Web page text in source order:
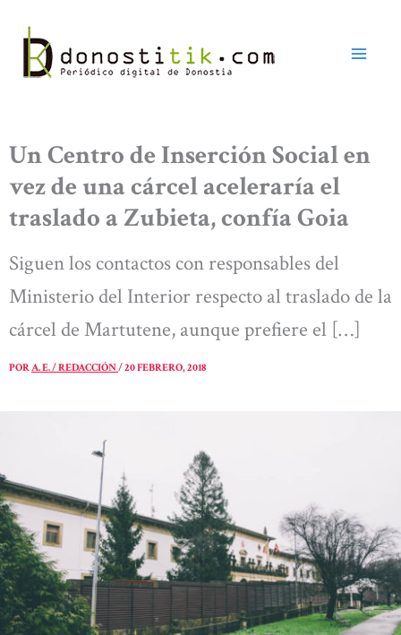
contenido
Un Centro de Inserción Social en
vez de una cárcel aceleraría el
traslado a Zubieta, confía Goia
Siguen los contactos con responsables del
Ministerio del Interior respecto al traslado de la
cárcel de Martutene, aunque prefiere el […]
PORA. E. / REDACCIÓN/20 FEBRERO, 2018